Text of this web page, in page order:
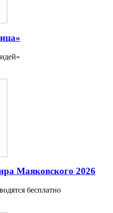
Маяковского 2026
бесплатно